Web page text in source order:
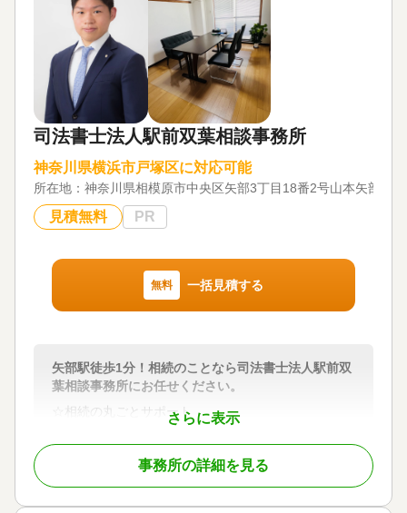
また、生前対策では、相続税の試算や贈与・遺言・
不動産の整理・保険活用などを通じて、トラブルを
未然に防ぎ、ご家族の安心をつなぐサポートをしま
す。
対応地域
神奈川県、東京都
対応業務
遺産分割 / 相続財産調査 / 相続税申告 / 相続手続き
対応体制
訪問可 / 土日相談可 / 初回相談無料 / 18時以降相談可
司法書士法人駅前双葉相談事務所
神奈川県横浜市戸塚区に対応可能
所在地： 神奈川県相模原市中央区矢部3丁目18番2号山本矢部ビ
見積無料 PR
無料 一括見積する
さらに表示
矢部駅徒歩1分！相続のことなら司法書士法人駅前双
葉相談事務所にお任せください。
☆相続の丸ごとサポート
弊所では、司法書士の専門である不動産の相続登記
のみならず、法定相続情報一覧図の作成、凍結され
た銀行口座・証券口座の相続手続き、相続した不動
産の売却サポート等、相続に伴う幅広い業務に対応
しています。また、必要に応じて弁護士・税理士・
事務所の詳細を見る